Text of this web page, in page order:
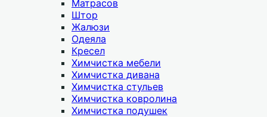
Матрасов
Штор
Жалюзи
Одеяла
Кресел
Химчистка мебели
Химчистка дивана
Химчистка стульев
Химчистка ковролина
Химчистка подушек